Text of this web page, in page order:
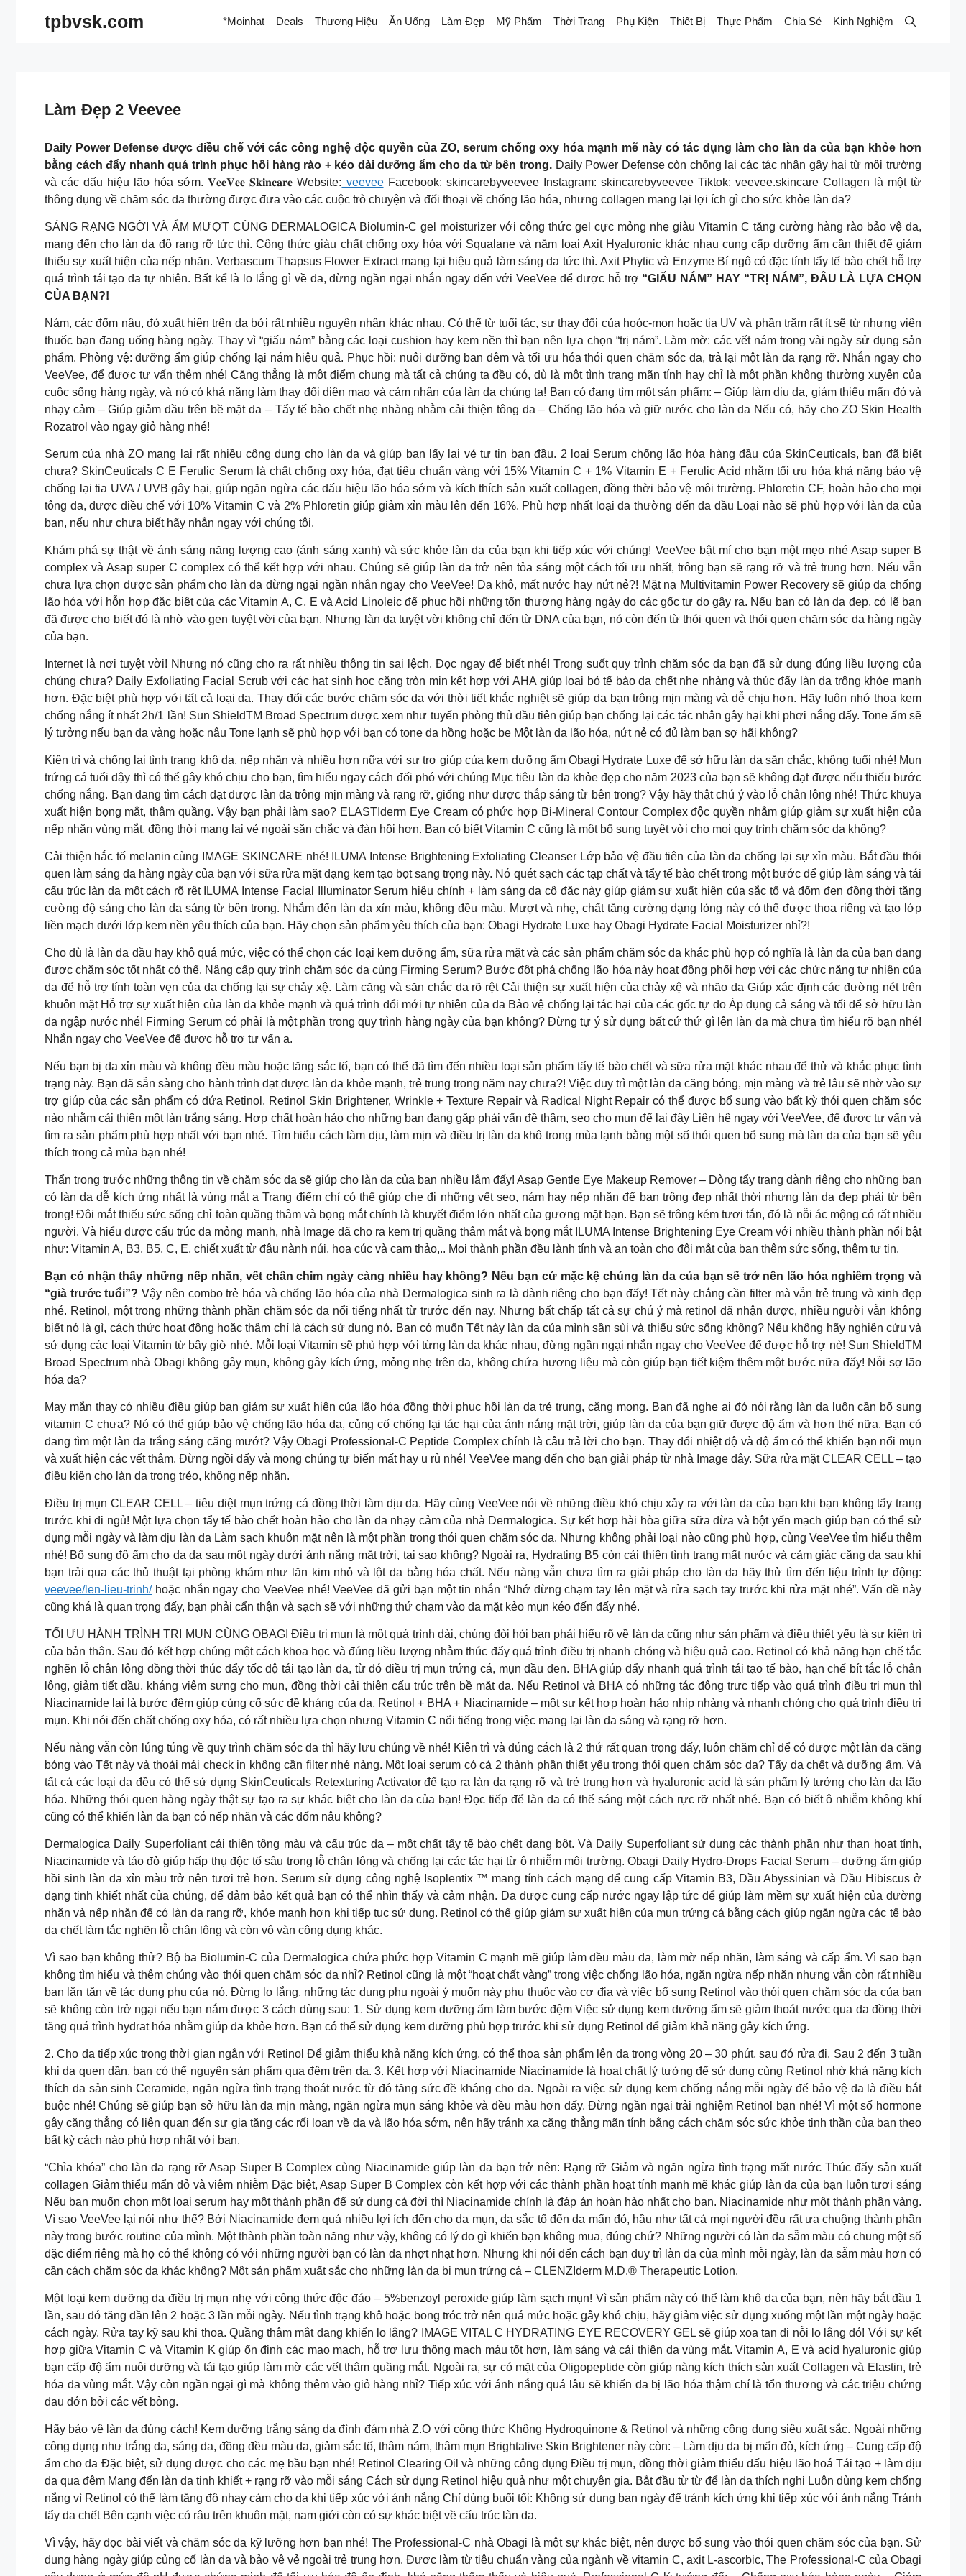
tpbvsk.com *Moinhat Deals Thương Hiệu Ăn Uống Làm Đẹp Mỹ Phẩm Thời Trang Phụ Kiện Thiết Bị Thực Phẩm Chia Sẻ Kinh Nghiệm
Làm Đẹp 2 Veevee
Daily Power Defense được điều chế với các công nghệ độc quyền của ZO, serum chống oxy hóa mạnh mẽ này có tác dụng làm cho làn da của bạn khỏe hơn
bằng cách đẩy nhanh quá trình phục hồi hàng rào + kéo dài dưỡng ẩm cho da từ bên trong.Daily Power Defense còn chống lại các tác nhân gây hại từ môi trường
và các dấu hiệu lão hóa sớm. 𝐕𝐞𝐞𝐕𝐞𝐞 𝐒𝐤𝐢𝐧𝐜𝐚𝐫𝐞 Website: veeveeFacebook: skincarebyveevee Instagram: skincarebyveevee Tiktok: veevee.skincare Collagen là một từ
thông dụng về chăm sóc da thường được đưa vào các cuộc trò chuyện và đối thoại về chống lão hóa, nhưng collagen mang lại lợi ích gì cho sức khỏe làn da?
SÁNG RẠNG NGỜI VÀ ẨM MƯỢT CÙNG DERMALOGICA Biolumin-C gel moisturizer với công thức gel cực mỏng nhẹ giàu Vitamin C tăng cường hàng rào bảo vệ da,
mang đến cho làn da độ rạng rỡ tức thì. Công thức giàu chất chống oxy hóa với Squalane và năm loại Axit Hyaluronic khác nhau cung cấp dưỡng ẩm cần thiết để giảm
thiểu sự xuất hiện của nếp nhăn. Verbascum Thapsus Flower Extract mang lại hiệu quả làm sáng da tức thì. Axit Phytic và Enzyme Bí ngô có đặc tính tẩy tế bào chết hỗ trợ
quá trình tái tạo da tự nhiên. Bất kể là lo lắng gì về da, đừng ngần ngại nhắn ngay đến với VeeVee để được hỗ trợ “GIẤU NÁM” HAY “TRỊ NÁM”, ĐÂU LÀ LỰA CHỌN
CỦA BẠN?!
Nám, các đốm nâu, đỏ xuất hiện trên da bởi rất nhiều nguyên nhân khác nhau. Có thể từ tuổi tác, sự thay đổi của hoóc-mon hoặc tia UV và phần trăm rất ít sẽ từ nhưng viên
thuốc bạn đang uống hàng ngày. Thay vì “giấu nám” bằng các loại cushion hay kem nền thì bạn nên lựa chọn “trị nám”. Làm mờ: các vết nám trong vài ngày sử dụng sản
phẩm. Phòng vệ: dưỡng ẩm giúp chống lại nám hiệu quả. Phục hồi: nuôi dưỡng ban đêm và tối ưu hóa thói quen chăm sóc da, trả lại một làn da rạng rỡ. Nhắn ngay cho
VeeVee, để được tư vấn thêm nhé! Căng thẳng là một điểm chung mà tất cả chúng ta đều có, dù là một tình trạng mãn tính hay chỉ là một phần không thường xuyên của
cuộc sống hàng ngày, và nó có khả năng làm thay đổi diện mạo và cảm nhận của làn da chúng ta! Bạn có đang tìm một sản phẩm: – Giúp làm dịu da, giảm thiểu mẩn đỏ và
nhạy cảm – Giúp giảm dầu trên bề mặt da – Tẩy tế bào chết nhẹ nhàng nhằm cải thiện tông da – Chống lão hóa và giữ nước cho làn da Nếu có, hãy cho ZO Skin Health
Rozatrol vào ngay giỏ hàng nhé!
Serum của nhà ZO mang lại rất nhiều công dụng cho làn da và giúp bạn lấy lại vẻ tự tin ban đầu. 2 loại Serum chống lão hóa hàng đầu của SkinCeuticals, bạn đã biết
chưa? SkinCeuticals C E Ferulic Serum là chất chống oxy hóa, đạt tiêu chuẩn vàng với 15% Vitamin C + 1% Vitamin E + Ferulic Acid nhằm tối ưu hóa khả năng bảo vệ
chống lại tia UVA / UVB gây hại, giúp ngăn ngừa các dấu hiệu lão hóa sớm và kích thích sản xuất collagen, đồng thời bảo vệ môi trường. Phloretin CF, hoàn hảo cho mọi
tông da, được điều chế với 10% Vitamin C và 2% Phloretin giúp giảm xỉn màu lên đến 16%. Phù hợp nhất loại da thường đến da dầu Loại nào sẽ phù hợp với làn da của
bạn, nếu như chưa biết hãy nhắn ngay với chúng tôi.
Khám phá sự thật về ánh sáng năng lượng cao (ánh sáng xanh) và sức khỏe làn da của bạn khi tiếp xúc với chúng! VeeVee bật mí cho bạn một mẹo nhé Asap super B
complex và Asap super C complex có thể kết hợp với nhau. Chúng sẽ giúp làn da trở nên tỏa sáng một cách tối ưu nhất, trông bạn sẽ rạng rỡ và trẻ trung hơn. Nếu vẫn
chưa lựa chọn được sản phẩm cho làn da đừng ngại ngần nhắn ngay cho VeeVee! Da khô, mất nước hay nứt nẻ?! Mặt nạ Multivitamin Power Recovery sẽ giúp da chống
lão hóa với hỗn hợp đặc biệt của các Vitamin A, C, E và Acid Linoleic để phục hồi những tổn thương hàng ngày do các gốc tự do gây ra. Nếu bạn có làn da đẹp, có lẽ bạn
đã được cho biết đó là nhờ vào gen tuyệt vời của bạn. Nhưng làn da tuyệt vời không chỉ đến từ DNA của bạn, nó còn đến từ thói quen và thói quen chăm sóc da hàng ngày
của bạn.
Internet là nơi tuyệt vời! Nhưng nó cũng cho ra rất nhiều thông tin sai lệch. Đọc ngay để biết nhé! Trong suốt quy trình chăm sóc da bạn đã sử dụng đúng liều lượng của
chúng chưa? Daily Exfoliating Facial Scrub với các hạt sinh học căng tròn mịn kết hợp với AHA giúp loại bỏ tế bào da chết nhẹ nhàng và thúc đẩy làn da trông khỏe mạnh
hơn. Đặc biệt phù hợp với tất cả loại da. Thay đổi các bước chăm sóc da với thời tiết khắc nghiệt sẽ giúp da bạn trông mịn màng và dễ chịu hơn. Hãy luôn nhớ thoa kem
chống nắng ít nhất 2h/1 lần! Sun ShieldTM Broad Spectrum được xem như tuyến phòng thủ đầu tiên giúp bạn chống lại các tác nhân gây hại khi phơi nắng đấy. Tone ấm sẽ
lý tưởng nếu bạn da vàng hoặc nâu Tone lạnh sẽ phù hợp với bạn có tone da hồng hoặc be Một làn da lão hóa, nứt nẻ có đủ làm bạn sợ hãi không?
Kiên trì và chống lại tình trạng khô da, nếp nhăn và nhiều hơn nữa với sự trợ giúp của kem dưỡng ẩm Obagi Hydrate Luxe để sở hữu làn da săn chắc, không tuổi nhé! Mụn
trứng cá tuổi dậy thì có thể gây khó chịu cho bạn, tìm hiểu ngay cách đối phó với chúng Mục tiêu làn da khỏe đẹp cho năm 2023 của bạn sẽ không đạt được nếu thiếu bước
chống nắng. Bạn đang tìm cách đạt được làn da trông mịn màng và rạng rỡ, giống như được thắp sáng từ bên trong? Vậy hãy thật chú ý vào lỗ chân lông nhé! Thức khuya
xuất hiện bọng mắt, thâm quầng. Vậy bạn phải làm sao? ELASTIderm Eye Cream có phức hợp Bi-Mineral Contour Complex độc quyền nhằm giúp giảm sự xuất hiện của
nếp nhăn vùng mắt, đồng thời mang lại vẻ ngoài săn chắc và đàn hồi hơn. Bạn có biết Vitamin C cũng là một bổ sung tuyệt vời cho mọi quy trình chăm sóc da không?
Cải thiện hắc tố melanin cùng IMAGE SKINCARE nhé! ILUMA Intense Brightening Exfoliating Cleanser Lớp bảo vệ đầu tiên của làn da chống lại sự xỉn màu. Bắt đầu thói
quen làm sáng da hàng ngày của bạn với sữa rửa mặt dạng kem tạo bọt sang trọng này. Nó quét sạch các tạp chất và tẩy tế bào chết trong một bước để giúp làm sáng và tái
cấu trúc làn da một cách rõ rệt ILUMA Intense Facial Illuminator Serum hiệu chỉnh + làm sáng da cô đặc này giúp giảm sự xuất hiện của sắc tố và đốm đen đồng thời tăng
cường độ sáng cho làn da sáng từ bên trong. Nhắm đến làn da xỉn màu, không đều màu. Mượt và nhẹ, chất tăng cường dạng lỏng này có thể được thoa riêng và tạo lớp
liền mạch dưới lớp kem nền yêu thích của bạn. Hãy chọn sản phẩm yêu thích của bạn: Obagi Hydrate Luxe hay Obagi Hydrate Facial Moisturizer nhỉ?!
Cho dù là làn da dầu hay khô quá mức, việc có thể chọn các loại kem dưỡng ẩm, sữa rửa mặt và các sản phẩm chăm sóc da khác phù hợp có nghĩa là làn da của bạn đang
được chăm sóc tốt nhất có thể. Nâng cấp quy trình chăm sóc da cùng Firming Serum? Bước đột phá chống lão hóa này hoạt động phối hợp với các chức năng tự nhiên của
da để hỗ trợ tính toàn vẹn của da chống lại sự chảy xệ. Làm căng và săn chắc da rõ rệt Cải thiện sự xuất hiện của chảy xệ và nhão da Giúp xác định các đường nét trên
khuôn mặt Hỗ trợ sự xuất hiện của làn da khỏe mạnh và quá trình đổi mới tự nhiên của da Bảo vệ chống lại tác hại của các gốc tự do Áp dụng cả sáng và tối để sở hữu làn
da ngập nước nhé! Firming Serum có phải là một phần trong quy trình hàng ngày của bạn không? Đừng tự ý sử dụng bất cứ thứ gì lên làn da mà chưa tìm hiểu rõ bạn nhé!
Nhắn ngay cho VeeVee để được hỗ trợ tư vấn ạ.
Nếu bạn bị da xỉn màu và không đều màu hoặc tăng sắc tố, bạn có thể đã tìm đến nhiều loại sản phẩm tẩy tế bào chết và sữa rửa mặt khác nhau để thử và khắc phục tình
trạng này. Bạn đã sẵn sàng cho hành trình đạt được làn da khỏe mạnh, trẻ trung trong năm nay chưa?! Việc duy trì một làn da căng bóng, mịn màng và trẻ lâu sẽ nhờ vào sự
trợ giúp của các sản phẩm có dứa Retinol. Retinol Skin Brightener, Wrinkle + Texture Repair và Radical Night Repair có thể được bổ sung vào bất kỳ thói quen chăm sóc
nào nhằm cải thiện một làn trắng sáng. Hợp chất hoàn hảo cho những bạn đang gặp phải vấn đề thâm, sẹo cho mụn để lại đây Liên hệ ngay với VeeVee, để được tư vấn và
tìm ra sản phẩm phù hợp nhất với bạn nhé. Tìm hiểu cách làm dịu, làm mịn và điều trị làn da khô trong mùa lạnh bằng một số thói quen bổ sung mà làn da của bạn sẽ yêu
thích trong cả mùa bạn nhé!
Thẩn trọng trước những thông tin về chăm sóc da sẽ giúp cho làn da của bạn nhiều lắm đấy! Asap Gentle Eye Makeup Remover – Dòng tẩy trang dành riêng cho những bạn
có làn da dễ kích ứng nhất là vùng mắt ạ Trang điểm chỉ có thể giúp che đi những vết sẹo, nám hay nếp nhăn để bạn trông đẹp nhất thời nhưng làn da đẹp phải từ bên
trong! Đôi mắt thiếu sức sống chỉ toàn quầng thâm và bọng mắt chính là khuyết điểm lớn nhất của gương mặt bạn. Bạn sẽ trông kém tươi tắn, đó là nỗi ác mộng có rất nhiều
người. Và hiểu được cấu trúc da mỏng manh, nhà Image đã cho ra kem trị quầng thâm mắt và bọng mắt ILUMA Intense Brightening Eye Cream với nhiều thành phần nổi bật
như: Vitamin A, B3, B5, C, E, chiết xuất từ đậu nành núi, hoa cúc và cam thảo,.. Mọi thành phần đều lành tính và an toàn cho đôi mắt của bạn thêm sức sống, thêm tự tin.
Bạn có nhận thấy những nếp nhăn, vết chân chim ngày càng nhiều hay không? Nếu bạn cứ mặc kệ chúng làn da của bạn sẽ trở nên lão hóa nghiêm trọng và
“già trước tuổi”? Vậy nên combo trẻ hóa và chống lão hóa của nhà Dermalogica sinh ra là dành riêng cho bạn đấy! Tết này chẳng cần filter mà vẫn trẻ trung và xinh đẹp
nhé. Retinol, một trong những thành phần chăm sóc da nổi tiếng nhất từ trước đến nay. Nhưng bất chấp tất cả sự chú ý mà retinol đã nhận được, nhiều người vẫn không
biết nó là gì, cách thức hoạt động hoặc thậm chí là cách sử dụng nó. Bạn có muốn Tết này làn da của mình sần sùi và thiếu sức sống không? Nếu không hãy nghiên cứu và
sử dụng các loại Vitamin từ bây giờ nhé. Mỗi loại Vitamin sẽ phù hợp với từng làn da khác nhau, đừng ngần ngại nhắn ngay cho VeeVee để được hỗ trợ nè! Sun ShieldTM
Broad Spectrum nhà Obagi không gây mụn, không gây kích ứng, mỏng nhẹ trên da, không chứa hương liệu mà còn giúp bạn tiết kiệm thêm một bước nữa đấy! Nỗi sợ lão
hóa da?
May mắn thay có nhiều điều giúp bạn giảm sự xuất hiện của lão hóa đồng thời phục hồi làn da trẻ trung, căng mọng. Bạn đã nghe ai đó nói rằng làn da luôn cần bổ sung
vitamin C chưa? Nó có thể giúp bảo vệ chống lão hóa da, củng cố chống lại tác hại của ánh nắng mặt trời, giúp làn da của bạn giữ được độ ẩm và hơn thế nữa. Bạn có
đang tìm một làn da trắng sáng căng mướt? Vậy Obagi Professional-C Peptide Complex chính là câu trả lời cho bạn. Thay đổi nhiệt độ và độ ẩm có thể khiến bạn nổi mụn
và xuất hiện các vết thâm. Đừng ngồi đấy và mong chúng tự biến mất hay u rủ nhé! VeeVee mang đến cho bạn giải pháp từ nhà Image đây. Sữa rửa mặt CLEAR CELL – tạo
điều kiện cho làn da trong trẻo, không nếp nhăn.
Điều trị mụn CLEAR CELL – tiêu diệt mụn trứng cá đồng thời làm dịu da. Hãy cùng VeeVee nói về những điều khó chịu xảy ra với làn da của bạn khi bạn không tẩy trang
trước khi đi ngủ! Một lựa chọn tẩy tế bào chết hoàn hảo cho làn da nhạy cảm của nhà Dermalogica. Sự kết hợp hài hòa giữa sữa dừa và bột yến mạch giúp bạn có thể sử
dụng mỗi ngày và làm dịu làn da Làm sạch khuôn mặt nên là một phần trong thói quen chăm sóc da. Nhưng không phải loại nào cũng phù hợp, cùng VeeVee tìm hiểu thêm
nhé! Bổ sung độ ẩm cho da da sau một ngày dưới ánh nắng mặt trời, tại sao không? Ngoài ra, Hydrating B5 còn cải thiện tình trạng mất nước và cảm giác căng da sau khi
bạn trải qua các thủ thuật tại phòng khám như lăn kim nhỏ và lột da bằng hóa chất. Nếu nàng vẫn chưa tìm ra giải pháp cho làn da hãy thử tìm đến liệu trình tự động:
veevee/len-lieu-trinh/hoặc nhắn ngay cho VeeVee nhé! VeeVee đã gửi bạn một tin nhắn “Nhớ đừng chạm tay lên mặt và rửa sạch tay trước khi rửa mặt nhé”. Vấn đề này
cũng khá là quan trọng đấy, bạn phải cẩn thận và sạch sẽ với những thứ chạm vào da mặt kẻo mụn kéo đến đấy nhé.
TỐI ƯU HÀNH TRÌNH TRỊ MỤN CÙNG OBAGI Điều trị mụn là một quá trình dài, chúng đòi hỏi bạn phải hiểu rõ về làn da cũng như sản phẩm và điều thiết yếu là sự kiên trì
của bản thân. Sau đó kết hợp chúng một cách khoa học và đúng liều lượng nhằm thúc đẩy quá trình điều trị nhanh chóng và hiệu quả cao. Retinol có khả năng hạn chế tắc
nghẽn lỗ chân lông đồng thời thúc đẩy tốc độ tái tạo làn da, từ đó điều trị mụn trứng cá, mụn đầu đen. BHA giúp đẩy nhanh quá trình tái tạo tế bào, hạn chế bít tắc lỗ chân
lông, giảm tiết dầu, kháng viêm sưng cho mụn, đồng thời cải thiện cấu trúc trên bề mặt da. Nếu Retinol và BHA có những tác động trực tiếp vào quá trình điều trị mụn thì
Niacinamide lại là bước đệm giúp củng cố sức đề kháng của da. Retinol + BHA + Niacinamide – một sự kết hợp hoàn hảo nhịp nhàng và nhanh chóng cho quá trình điều trị
mụn. Khi nói đến chất chống oxy hóa, có rất nhiều lựa chọn nhưng Vitamin C nổi tiếng trong việc mang lại làn da sáng và rạng rỡ hơn.
Nếu nàng vẫn còn lúng túng về quy trình chăm sóc da thì hãy lưu chúng về nhé! Kiên trì và đúng cách là 2 thứ rất quan trọng đấy, luôn chăm chỉ để có được một làn da căng
bóng vào Tết này và thoải mái check in không cần filter nhé nàng. Một loại serum có cả 2 thành phần thiết yếu trong thói quen chăm sóc da? Tẩy da chết và dưỡng ẩm. Và
tất cả các loại da đều có thể sử dụng SkinCeuticals Retexturing Activator để tạo ra làn da rạng rỡ và trẻ trung hơn và hyaluronic acid là sản phẩm lý tưởng cho làn da lão
hóa. Những thói quen hàng ngày thật sự tạo ra sự khác biệt cho làn da của bạn! Đọc tiếp để làn da có thể sáng một cách rực rỡ nhất nhé. Bạn có biết ô nhiễm không khí
cũng có thể khiến làn da bạn có nếp nhăn và các đốm nâu không?
Dermalogica Daily Superfoliant cải thiện tông màu và cấu trúc da – một chất tẩy tế bào chết dạng bột. Và Daily Superfoliant sử dụng các thành phần như than hoạt tính,
Niacinamide và táo đỏ giúp hấp thụ độc tố sâu trong lỗ chân lông và chống lại các tác hại từ ô nhiễm môi trường. Obagi Daily Hydro-Drops Facial Serum – dưỡng ẩm giúp
hồi sinh làn da xỉn màu trở nên tươi trẻ hơn. Serum sử dụng công nghệ Isoplentix ™ mang tính cách mạng để cung cấp Vitamin B3, Dầu Abyssinian và Dầu Hibiscus ở
dạng tinh khiết nhất của chúng, để đảm bảo kết quả bạn có thể nhìn thấy và cảm nhận. Da được cung cấp nước ngay lập tức để giúp làm mềm sự xuất hiện của đường
nhăn và nếp nhăn để có làn da rạng rỡ, khỏe mạnh hơn khi tiếp tục sử dụng. Retinol có thể giúp giảm sự xuất hiện của mụn trứng cá bằng cách giúp ngăn ngừa các tế bào
da chết làm tắc nghẽn lỗ chân lông và còn vô vàn công dụng khác.
Vì sao bạn không thử? Bộ ba Biolumin-C của Dermalogica chứa phức hợp Vitamin C mạnh mẽ giúp làm đều màu da, làm mờ nếp nhăn, làm sáng và cấp ẩm. Vì sao bạn
không tìm hiểu và thêm chúng vào thói quen chăm sóc da nhỉ? Retinol cũng là một “hoạt chất vàng” trong việc chống lão hóa, ngăn ngừa nếp nhăn nhưng vẫn còn rất nhiều
bạn lăn tăn về tác dụng phụ của nó. Đừng lo lắng, những tác dụng phụ ngoài ý muốn này phụ thuộc vào cơ địa và việc bổ sung Retinol vào thói quen chăm sóc da của bạn
sẽ không còn trở ngại nếu bạn nắm được 3 cách dùng sau: 1. Sử dụng kem dưỡng ẩm làm bước đệm Việc sử dụng kem dưỡng ẩm sẽ giảm thoát nước qua da đồng thời
tăng quá trình hydrat hóa nhằm giúp da khỏe hơn. Bạn có thể sử dụng kem dưỡng phù hợp trước khi sử dụng Retinol để giảm khả năng gây kích ứng.
2. Cho da tiếp xúc trong thời gian ngắn với Retinol Để giảm thiểu khả năng kích ứng, có thể thoa sản phẩm lên da trong vòng 20 – 30 phút, sau đó rửa đi. Sau 2 đến 3 tuần
khi da quen dần, bạn có thể nguyên sản phẩm qua đêm trên da. 3. Kết hợp với Niacinamide Niacinamide là hoạt chất lý tưởng để sử dụng cùng Retinol nhờ khả năng kích
thích da sản sinh Ceramide, ngăn ngừa tình trạng thoát nước từ đó tăng sức đề kháng cho da. Ngoài ra việc sử dụng kem chống nắng mỗi ngày để bảo vệ da là điều bắt
buộc nhé! Chúng sẽ giúp bạn sở hữu làn da mịn màng, ngăn ngừa mụn sáng khỏe và đều màu hơn đấy. Đừng ngần ngại trải nghiệm Retinol bạn nhé! Vì một số hormone
gây căng thẳng có liên quan đến sự gia tăng các rối loạn về da và lão hóa sớm, nên hãy tránh xa căng thẳng mãn tính bằng cách chăm sóc sức khỏe tinh thần của bạn theo
bất kỳ cách nào phù hợp nhất với bạn.
“Chìa khóa” cho làn da rạng rỡ Asap Super B Complex cùng Niacinamide giúp làn da bạn trở nên: Rạng rỡ Giảm và ngăn ngừa tình trạng mất nước Thúc đẩy sản xuất
collagen Giảm thiểu mẩn đỏ và viêm nhiễm Đặc biệt, Asap Super B Complex còn kết hợp với các thành phần hoạt tính mạnh mẽ khác giúp làn da của bạn luôn tươi sáng
Nếu bạn muốn chọn một loại serum hay một thành phần để sử dụng cả đời thì Niacinamide chính là đáp án hoàn hào nhất cho bạn. Niacinamide như một thành phần vàng.
Vì sao VeeVee lại nói như thế? Bởi Niacinamide đem quá nhiều lợi ích đến cho da mụn, da sắc tố đến da mẩn đỏ, hầu như tất cả mọi người đều rất ưa chuộng thành phần
này trong bước routine của mình. Một thành phần toàn năng như vậy, không có lý do gì khiến bạn không mua, đúng chứ? Những người có làn da sẫm màu có chung một số
đặc điểm riêng mà họ có thể không có với những người bạn có làn da nhợt nhạt hơn. Nhưng khi nói đến cách bạn duy trì làn da của mình mỗi ngày, làn da sẫm màu hơn có
cần cách chăm sóc da khác không? Một sản phẩm xuất sắc cho những làn da bị mụn trứng cá – CLENZIderm M.D.® Therapeutic Lotion.
Một loại kem dưỡng da điều trị mụn nhẹ với công thức độc đáo – 5%benzoyl peroxide giúp làm sạch mụn! Vì sản phẩm này có thể làm khô da của bạn, nên hãy bắt đầu 1
lần, sau đó tăng dần lên 2 hoặc 3 lần mỗi ngày. Nếu tình trạng khô hoặc bong tróc trở nên quá mức hoặc gây khó chịu, hãy giảm việc sử dụng xuống một lần một ngày hoặc
cách ngày. Rửa tay kỹ sau khi thoa. Quầng thâm mắt đang khiến lo lắng? IMAGE VITAL C HYDRATING EYE RECOVERY GEL sẽ giúp xoa tan đi nỗi lo lắng đó! Với sự kết
hợp giữa Vitamin C và Vitamin K giúp ổn định các mao mạch, hỗ trợ lưu thông mạch máu tốt hơn, làm sáng và cải thiện da vùng mắt. Vitamin A, E và acid hyaluronic giúp
bạn cấp độ ẩm nuôi dưỡng và tái tạo giúp làm mờ các vết thâm quầng mắt. Ngoài ra, sự có mặt của Oligopeptide còn giúp nàng kích thích sản xuất Collagen và Elastin, trẻ
hóa da vùng mắt. Vậy còn ngần ngại gì mà không thêm vào giỏ hàng nhỉ? Tiếp xúc với ánh nắng quá lâu sẽ khiến da bị lão hóa thậm chí là tổn thương và các triệu chứng
đau đớn bởi các vết bỏng.
Hãy bảo vệ làn da đúng cách! Kem dưỡng trắng sáng da đình đám nhà Z.O với công thức Không Hydroquinone & Retinol và những công dụng siêu xuất sắc. Ngoài những
công dụng như trắng da, sáng da, đồng đều màu da, giảm sắc tố, thâm nám, thâm mụn Brightalive Skin Brightener này còn: – Làm dịu da bị mẩn đỏ, kích ứng – Cung cấp độ
ẩm cho da Đặc biệt, sử dụng được cho các mẹ bầu bạn nhé! Retinol Clearing Oil và những công dụng Điều trị mụn, đồng thời giảm thiểu dấu hiệu lão hoá Tái tạo + làm dịu
da qua đêm Mang đến làn da tinh khiết + rạng rỡ vào mỗi sáng Cách sử dụng Retinol hiệu quả như một chuyên gia. Bắt đầu từ từ để làn da thích nghi Luôn dùng kem chống
nắng vì Retinol có thể làm tăng độ nhạy cảm cho da khi tiếp xúc với ánh nắng Chỉ dùng buổi tối: Không sử dụng ban ngày để tránh kích ứng khi tiếp xúc với ánh nắng Tránh
tẩy da chết Bên cạnh việc có râu trên khuôn mặt, nam giới còn có sự khác biệt về cấu trúc làn da.
Vì vậy, hãy đọc bài viết và chăm sóc da kỹ lưỡng hơn bạn nhé! The Professional-C nhà Obagi là một sự khác biệt, nên được bổ sung vào thói quen chăm sóc của bạn. Sử
dụng hàng ngày giúp củng cố làn da và bảo vệ vẻ ngoài trẻ trung hơn. Được làm từ tiêu chuẩn vàng của ngành về vitamin C, axit L-ascorbic, The Professional-C của Obagi